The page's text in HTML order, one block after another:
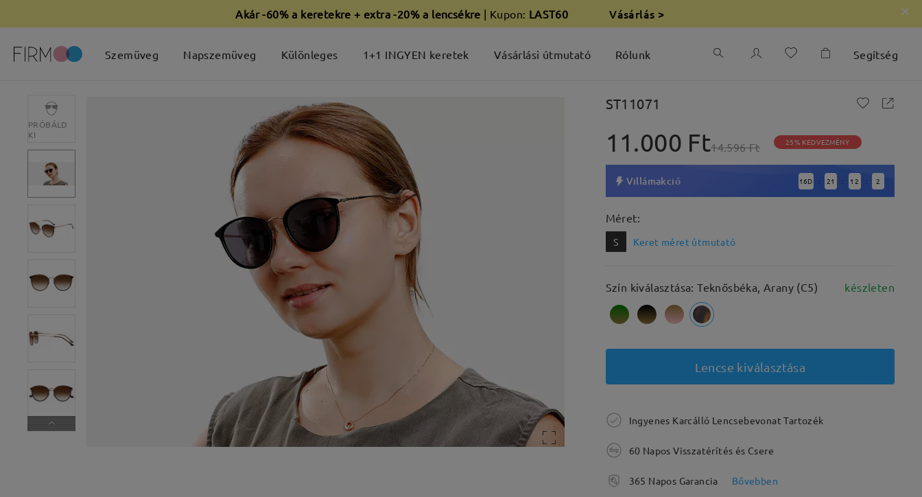
Akár -60% a keretekre + extra -20% a lencsékre | Kupon: LAST60 Vásárlás >
Szemüveg Napszemüveg Különleges 1+1 INGYEN keretek Vásárlási útmutató Rólunk Segítség
PRÓBÁLD
KI
ST11071
11.000 Ft14.596 Ft 25% KEDVEZMÉNY
Villámakció 16D : 21 : 12 : 1
Méret:
S Keret méret útmutató
Szín kiválasztása: Teknősbéka, Arany (C5) készleten
Lencse kiválasztása
Ingyenes Karcálló Lencsebevonat Tartozék
60 Napos Visszatérítés és Csere
365 Napos Garancia Bővebben